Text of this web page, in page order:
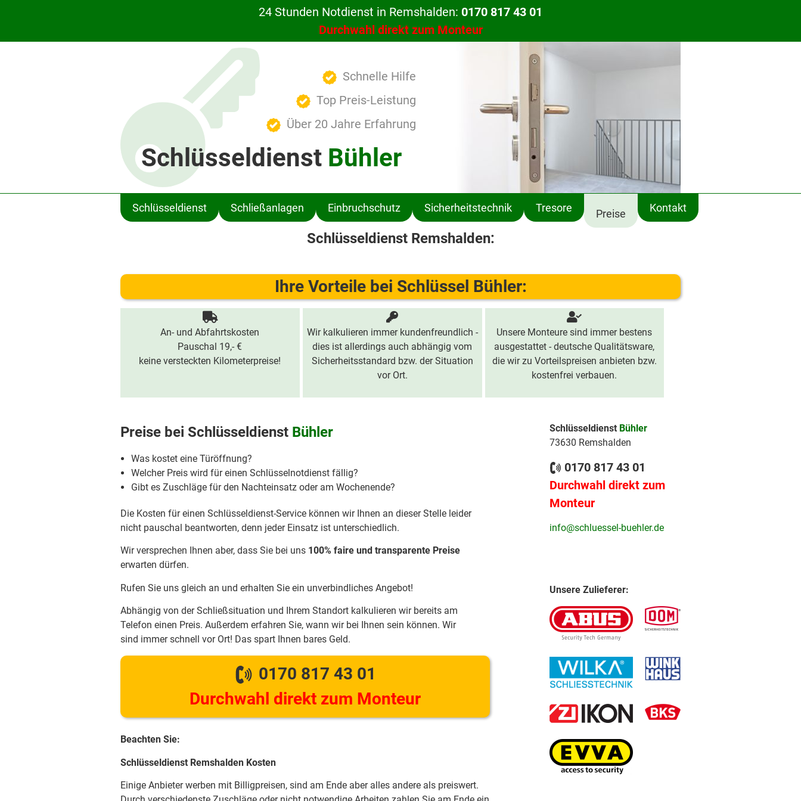
24 Stunden Notdienst in Remshalden: 0170 817 43 01
Durchwahl direkt zum Monteur
Schnelle Hilfe
Top Preis-Leistung
Über 20 Jahre Erfahrung
Schlüsseldienst Bühler
Schlüsseldienst Schließanlagen Einbruchschutz Sicherheitstechnik Tresore Preise Kontakt
Schlüsseldienst Remshalden:
Ihre Vorteile bei Schlüssel Bühler:
An- und Abfahrtskosten
Pauschal 19,- €
keine versteckten Kilometerpreise!
Wir kalkulieren immer kundenfreundlich -
dies ist allerdings auch abhängig vom
Sicherheitsstandard bzw. der Situation
vor Ort.
Unsere Monteure sind immer bestens
ausgestattet - deutsche Qualitätsware,
die wir zu Vorteilspreisen anbieten bzw.
kostenfrei verbauen.
Preise bei Schlüsseldienst Bühler
Was kostet eine Türöffnung?
Welcher Preis wird für einen Schlüsselnotdienst fällig?
Gibt es Zuschläge für den Nachteinsatz oder am Wochenende?
Die Kosten für einen Schlüsseldienst-Service können wir Ihnen an dieser Stelle leider
nicht pauschal beantworten, denn jeder Einsatz ist unterschiedlich.
Wir versprechen Ihnen aber, dass Sie bei uns 100% faire und transparente Preise
erwarten dürfen.
Rufen Sie uns gleich an und erhalten Sie ein unverbindliches Angebot!
Abhängig von der Schließsituation und Ihrem Standort kalkulieren wir bereits am
Telefon einen Preis. Außerdem erfahren Sie, wann wir bei Ihnen sein können. Wir
sind immer schnell vor Ort! Das spart Ihnen bares Geld.
0170 817 43 01
Durchwahl direkt zum Monteur
Beachten Sie:
Schlüsseldienst Remshalden Kosten
Einige Anbieter werben mit Billigpreisen, sind am Ende aber alles andere als preiswert.
Schlüsseldienst Bühler
73630 Remshalden
0170 817 43 01
Durchwahl direkt zum
Monteur
info@schluessel-buehler.de
Unsere Zulieferer: